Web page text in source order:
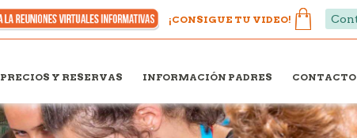
¡CONSIGUE TU VIDEO!
PRECIOS Y RESERVAS INFORMACIÓN PADRES CONTACTO